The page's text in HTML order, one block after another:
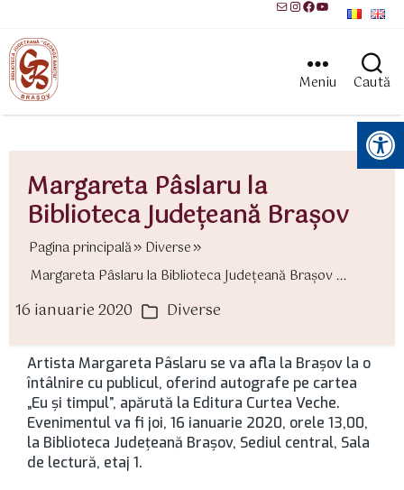
MailInstagram
Facebook
YouTube
Meniu Caută
Instrumente pentru accesibilitate
Margareta Pâslaru la
Biblioteca Judeţeană Braşov
Pagina principală
Diverse
Margareta Pâslaru la Biblioteca Judeţeană Braşov ...
16 ianuarie 2020 Categorii
Diverse
Artista Margareta Pâslaru se va afla la Braşov la o
întâlnire cu publicul, oferind autografe pe cartea
„Eu şi timpul”, apărută la Editura Curtea Veche.
Evenimentul va fi joi, 16 ianuarie 2020, orele 13,00,
la Biblioteca Judeţeană Braşov, Sediul central, Sala
de lectură, etaj 1.